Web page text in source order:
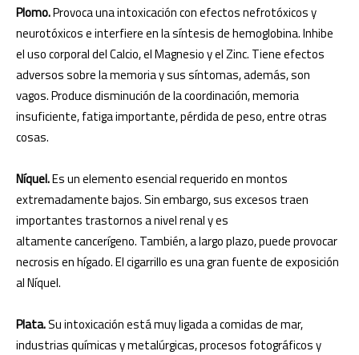
Plomo.Provoca una intoxicación con efectos nefrotóxicos y
neurotóxicos e interfiere en la síntesis de hemoglobina. Inhibe
el uso corporal del Calcio, el Magnesio y el Zinc. Tiene efectos
adversos sobre la memoria y sus síntomas, además, son
vagos. Produce disminución de la coordinación, memoria
insuficiente, fatiga importante, pérdida de peso, entre otras
cosas.
Níquel.Es un elemento esencial requerido en montos
extremadamente bajos. Sin embargo, sus excesos traen
importantes trastornos a nivel renal y es
altamente cancerígeno. También, a largo plazo, puede provocar
necrosis en hígado. El cigarrillo es una gran fuente de exposición
al Níquel.
Plata.Su intoxicación está muy ligada a comidas de mar,
industrias químicas y metalúrgicas, procesos fotográficos y